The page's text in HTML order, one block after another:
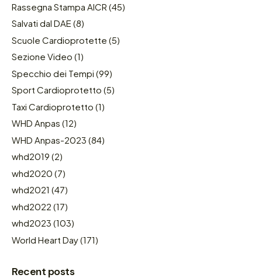
Rassegna Stampa AICR (45)
Salvati dal DAE (8)
Scuole Cardioprotette (5)
Sezione Video (1)
Specchio dei Tempi (99)
Sport Cardioprotetto (5)
Taxi Cardioprotetto (1)
WHD Anpas (12)
WHD Anpas-2023 (84)
whd2019 (2)
whd2020 (7)
whd2021 (47)
whd2022 (17)
whd2023 (103)
World Heart Day(171)
Recent posts